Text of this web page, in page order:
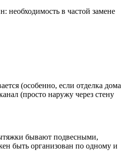
необходимость в частой замене
(особенно, если отделка дома
(просто наружу через стену
бывают подвесными,
быть организован по одному и